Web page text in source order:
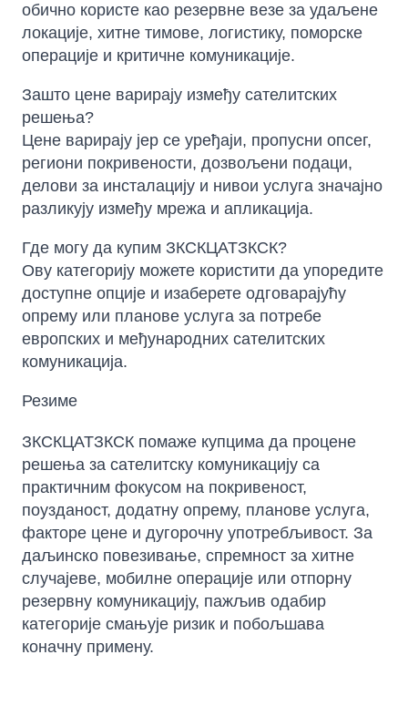
обично користе као резервне везе за удаљене
локације, хитне тимове, логистику, поморске
операције и критичне комуникације.
Зашто цене варирају између сателитских
решења?
Цене варирају јер се уређаји, пропусни опсег,
региони покривености, дозвољени подаци,
делови за инсталацију и нивои услуга значајно
разликују између мрежа и апликација.
Где могу да купим ЗКСКЦАТЗКСК?
Ову категорију можете користити да упоредите
доступне опције и изаберете одговарајућу
опрему или планове услуга за потребе
европских и међународних сателитских
комуникација.
Резиме
ЗКСКЦАТЗКСК помаже купцима да процене
решења за сателитску комуникацију са
практичним фокусом на покривеност,
поузданост, додатну опрему, планове услуга,
факторе цене и дугорочну употребљивост. За
даљинско повезивање, спремност за хитне
случајеве, мобилне операције или отпорну
резервну комуникацију, пажљив одабир
категорије смањује ризик и побољшава
коначну примену.